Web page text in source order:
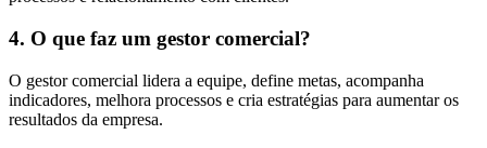
4. O que faz um gestor comercial?
O gestor comercial lidera a equipe, define metas, acompanha
indicadores, melhora processos e cria estratégias para aumentar os
resultados da empresa.